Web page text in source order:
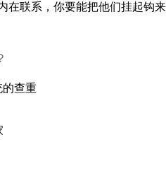
联系，你要能把他们挂起钩来
的查重